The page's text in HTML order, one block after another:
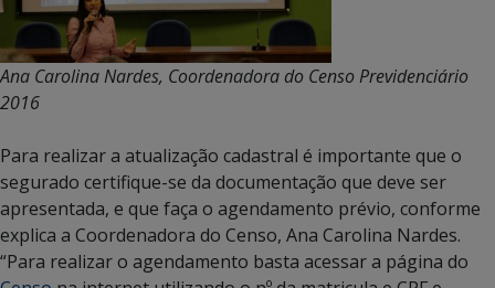
Ana Carolina Nardes, Coordenadora do Censo Previdenciário
2016
Para realizar a atualização cadastral é importante que o
segurado certifique-se da documentação que deve ser
apresentada, e que faça o agendamento prévio, conforme
explica a Coordenadora do Censo, Ana Carolina Nardes.
“Para realizar o agendamento basta acessar a página do